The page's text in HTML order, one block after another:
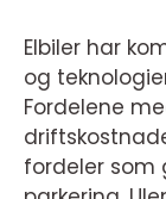
Elbiler har
og
Fordelene
fordeler som